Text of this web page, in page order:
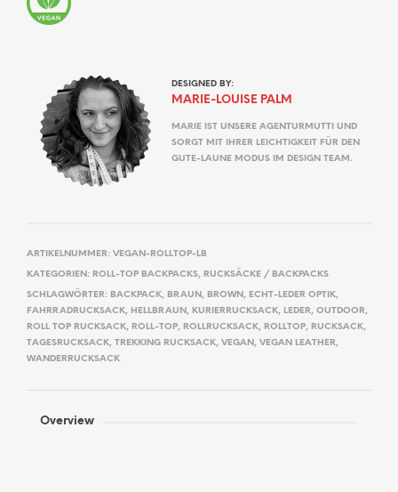
DESIGNED BY:
MARIE-LOUISE PALM
MARIE IST UNSERE AGENTURMUTTI UND
SORGT MIT IHRER LEICHTIGKEIT FÜR DEN
GUTE-LAUNE MODUS IM DESIGN TEAM.
ARTIKELNUMMER: VEGAN-ROLLTOP-LB
KATEGORIEN: ROLL-TOP BACKPACKS, RUCKSÄCKE / BACKPACKS
SCHLAGWÖRTER: BACKPACK, BRAUN, BROWN, ECHT-LEDER OPTIK,
FAHRRADRUCKSACK, HELLBRAUN, KURIERRUCKSACK, LEDER, OUTDOOR,
ROLL TOP RUCKSACK, ROLL-TOP, ROLLRUCKSACK, ROLLTOP, RUCKSACK,
TAGESRUCKSACK, TREKKING RUCKSACK, VEGAN, VEGAN LEATHER,
WANDERRUCKSACK
Overview